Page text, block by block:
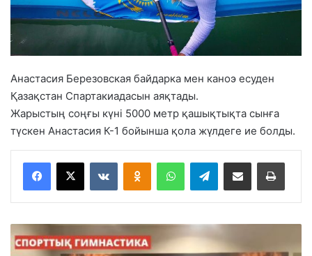
Анастасия Березовская байдарка мен каноэ есуден
Қазақстан Спартакиадасын аяқтады.
Жарыстың соңғы күні 5000 метр қашықтықта сынға
түскен Анастасия К-1 бойынша қола жүлдеге ие болды.
Telegram
ұ